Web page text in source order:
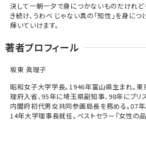
決して一朝一夕で身につかないものだけれど
き続け、うわべ じゃない真の「知性」を身につ
輝いていけます。
著者プロフィール
坂東 眞理子
昭和女子大学学長。1946年富山県生まれ。
理府入省、95年に埼玉県副知事、98年にブリ
内閣府初代男女共同参画局長を務める。07年
14年大学理事長就任。ベストセラー『女性の品